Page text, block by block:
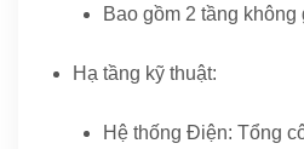
Bao gồm 2 tầng không
Hạ tầng kỹ thuật:
Hệ thống Điện: Tổng